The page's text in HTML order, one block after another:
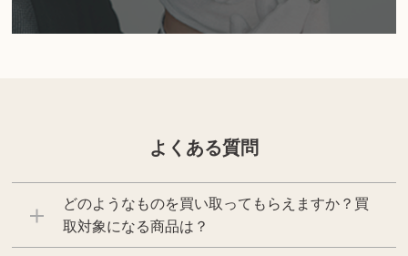
よくある質問
どのようなものを買い取ってもらえますか？買
取対象になる商品は？